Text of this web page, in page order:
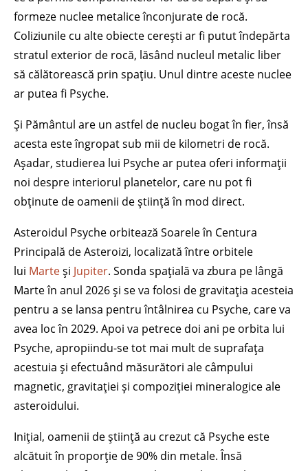
formeze nuclee metalice înconjurate de rocă.
Coliziunile cu alte obiecte cerești ar fi putut îndepărta
stratul exterior de rocă, lăsând nucleul metalic liber
să călătorească prin spațiu. Unul dintre aceste nuclee
ar putea fi Psyche.
Și Pământul are un astfel de nucleu bogat în fier, însă
acesta este îngropat sub mii de kilometri de rocă.
Așadar, studierea lui Psyche ar putea oferi informații
noi despre interiorul planetelor, care nu pot fi
obținute de oamenii de știință în mod direct.
Asteroidul Psyche orbitează Soarele în Centura
Principală de Asteroizi, localizată între orbitele
lui Marteși Jupiter. Sonda spațială va zbura pe lângă
Marte în anul 2026 și se va folosi de gravitația acesteia
pentru a se lansa pentru întâlnirea cu Psyche, care va
avea loc în 2029. Apoi va petrece doi ani pe orbita lui
Psyche, apropiindu-se tot mai mult de suprafața
acestuia și efectuând măsurători ale câmpului
magnetic, gravitației și compoziției mineralogice ale
asteroidului.
Inițial, oamenii de știință au crezut că Psyche este
alcătuit în proporție de 90% din metale. Însă